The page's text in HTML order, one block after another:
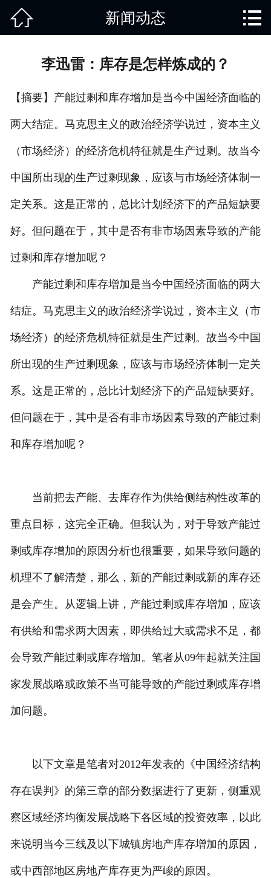
新闻动态
免责说明
 新闻动态 
李迅雷：库存是怎样炼成的？
【摘要】产能过剩和库存增加是当今中国经济面临的
两大结症。马克思主义的政治经济学说过，资本主义
（市场经济）的经济危机特征就是生产过剩。故当今
中国所出现的生产过剩现象，应该与市场经济体制一
定关系。这是正常的，总比计划经济下的产品短缺要
好。但问题在于，其中是否有非市场因素导致的产能
过剩和库存增加呢？
产能过剩和库存增加是当今中国经济面临的两大
结症。马克思主义的政治经济学说过，资本主义（市
场经济）的经济危机特征就是生产过剩。故当今中国
所出现的生产过剩现象，应该与市场经济体制一定关
系。这是正常的，总比计划经济下的产品短缺要好。
但问题在于，其中是否有非市场因素导致的产能过剩
和库存增加呢？
当前把去产能、去库存作为供给侧结构性改革的
重点目标，这完全正确。但我认为，对于导致产能过
剩或库存增加的原因分析也很重要，如果导致问题的
机理不了解清楚，那么，新的产能过剩或新的库存还
是会产生。从逻辑上讲，产能过剩或库存增加，应该
有供给和需求两大因素，即供给过大或需求不足，都
会导致产能过剩或库存增加。笔者从09年起就关注国
家发展战略或政策不当可能导致的产能过剩或库存增
加问题。
以下文章是笔者对2012年发表的《中国经济结构
存在误判》的第三章的部分数据进行了更新，侧重观
察区域经济均衡发展战略下各区域的投资效率，以此
来说明当今三线及以下城镇房地产库存增加的原因，
或中西部地区房地产库存更为严峻的原因。